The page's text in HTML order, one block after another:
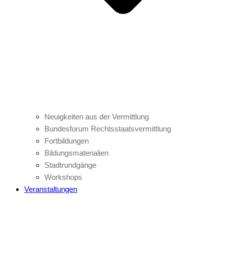
Neuigkeiten aus der Vermittlung
Bundesforum Rechtsstaatsvermittlung
Fortbildungen
Bildungsmaterialien
Stadtrundgänge
Workshops
Veranstaltungen